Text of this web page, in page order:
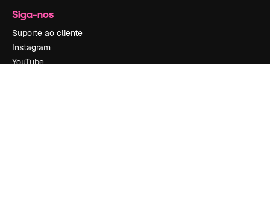
Siga-nos
Suporte ao cliente
Instagram
YouTube